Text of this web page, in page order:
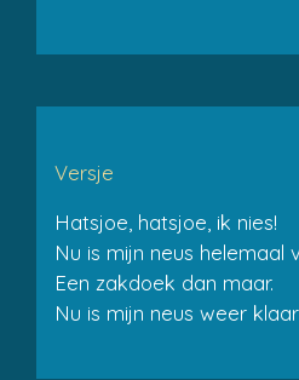
Versje
Hatsjoe, hatsjoe, ik nies!
Nu is mijn neus helemaal
Een zakdoek dan maar.
Nu is mijn neus weer